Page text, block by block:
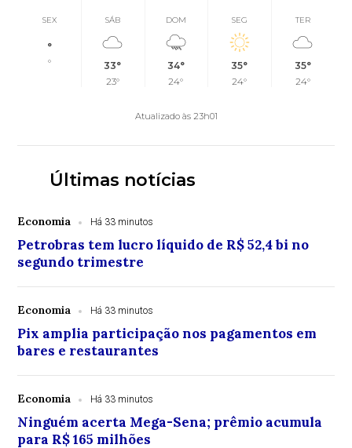
SEX
°
°
SÁB
33°
23°
DOM
34°
24°
SEG
35°
24°
TER
35°
24°
Atualizado às 23h01
Últimas notícias
Economia Há 33 minutos
Petrobras tem lucro líquido de R$ 52,4 bi no
segundo trimestre
Economia Há 33 minutos
Pix amplia participação nos pagamentos em
bares e restaurantes
Economia Há 33 minutos
Ninguém acerta Mega-Sena; prêmio acumula
para R$ 165 milhões